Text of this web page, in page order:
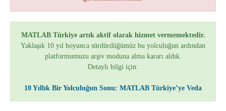
MATLAB Türkiye artık aktif olarak hizmet vermemektedir.
Yaklaşık 10 yıl boyunca sürdürdüğümüz bu yolculuğun ardından
platformumuzu arşiv moduna alma kararı aldık.
Detaylı bilgi için:
10 Yıllık Bir Yolculuğun Sonu: MATLAB Türkiye’ye Veda